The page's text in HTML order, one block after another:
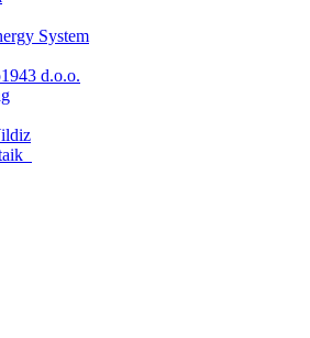
System
d.o.o.